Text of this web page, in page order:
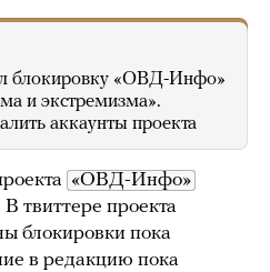
блокировку «ОВД-Инфо»
и экстремизма».
аккаунты проекта
«ОВД-Инфо»
твиттере проекта
блокировки пока
в редакцию пока